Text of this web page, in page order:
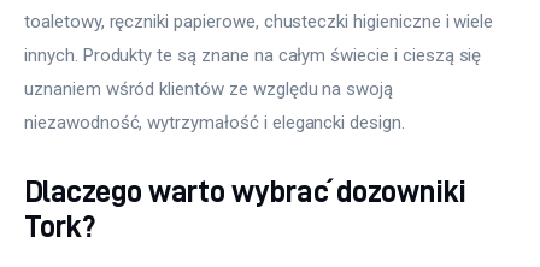
toaletowy, ręczniki papierowe, chusteczki higieniczne i wiele
innych. Produkty te są znane na całym świecie i cieszą się
uznaniem wśród klientów ze względu na swoją
niezawodność, wytrzymałość i elegancki design.
Dlaczego warto wybrać dozowniki
Tork?